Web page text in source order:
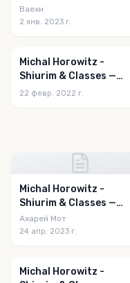
Vayechi 5783
Ваехи
2 янв. 2023 г.
Michal Horowitz -
Shiurim & Classes —
Vayak'hel 5782
22 февр. 2022 г.
Michal Horowitz -
Shiurim & Classes —
Acharei Mos - Kedoshim
5783
Ахарей Мот
24 апр. 2023 г.
Michal Horowitz -